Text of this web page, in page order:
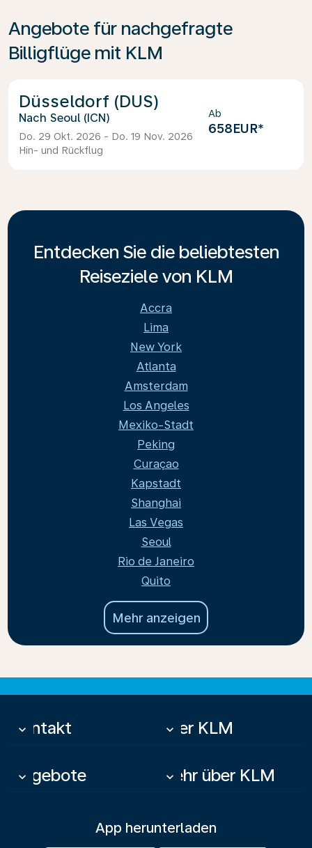
Angebote für nachgefragte
Billigflüge mit KLM
Düsseldorf (DUS)
Seoul (ICN)
Do. 29 Okt. 2026 - Do. 19 Nov. 2026
Hin- und Rückflug
Ab
658EUR*
Entdecken Sie die beliebtesten
Reiseziele von KLM
Accra
Lima
New York
Atlanta
Amsterdam
Los Angeles
Mexiko-Stadt
Peking
Curaçao
Kapstadt
Shanghai
Las Vegas
Seoul
Rio de Janeiro
Quito
Mehr anzeigen
Kontakt
keyboard_arrow_down Über KLM
keyboard_arrow_down
Angebote
keyboard_arrow_down Mehr über KLM
keyboard_arrow_down
App herunterladen